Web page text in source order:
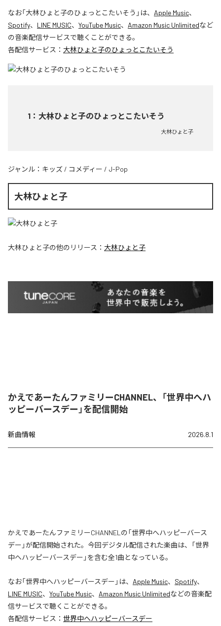
なお「大林ひょと子のひょっとこたいそう 」は、 Apple Music、
Spotify、 LINE MUSIC、 YouTube Music、 Amazon Music Unlimitedなど
の音楽配信サービスで聴くことができる。
各配信サービス： 大林ひょと子のひょっとこたいそう
1 ： 大林ひょと子のひょっとこたいそう
大林ひょと子
ジャンル： キッズ / コメディー / J-Pop
大林ひょと子
大林ひょと子の他のリリース： 大林ひょと子
かえであーたんファミリーCHANNEL、「世界中へハ
ッピーバースデー」を配信開始
新曲情報 2026.8.1
かえであーたんファミリーCHANNELの「世界中へハッピーバース
デー」が配信開始された。今回デジタル配信された楽曲は、「世界
中へハッピーバースデー」を含む全1曲となっている。
なお「世界中へハッピーバースデー 」は、 Apple Music、 Spotify、
LINE MUSIC、 YouTube Music、 Amazon Music Unlimitedなどの音楽配
信サービスで聴くことができる。
各配信サービス： 世界中へハッピーバースデー